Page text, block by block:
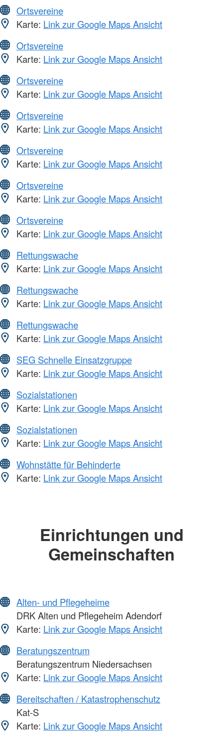
Ortsvereine
Karte: Link zur Google Maps Ansicht
Ortsvereine
Karte: Link zur Google Maps Ansicht
Ortsvereine
Karte: Link zur Google Maps Ansicht
Ortsvereine
Karte: Link zur Google Maps Ansicht
Ortsvereine
Karte: Link zur Google Maps Ansicht
Ortsvereine
Karte: Link zur Google Maps Ansicht
Ortsvereine
Karte: Link zur Google Maps Ansicht
Rettungswache
Karte: Link zur Google Maps Ansicht
Rettungswache
Karte: Link zur Google Maps Ansicht
Rettungswache
Karte: Link zur Google Maps Ansicht
SEG Schnelle Einsatzgruppe
Karte: Link zur Google Maps Ansicht
Sozialstationen
Karte: Link zur Google Maps Ansicht
Sozialstationen
Karte: Link zur Google Maps Ansicht
Wohnstätte für Behinderte
Karte: Link zur Google Maps Ansicht
Einrichtungen und
Gemeinschaften
Alten- und Pflegeheime
DRK Alten und Pflegeheim Adendorf
Karte: Link zur Google Maps Ansicht
Beratungszentrum
Beratungszentrum Niedersachsen
Karte: Link zur Google Maps Ansicht
Bereitschaften / Katastrophenschutz
Kat-S
Karte: Link zur Google Maps Ansicht